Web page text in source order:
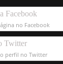
Facebook
no Facebook
Twitter
perfil no Twitter